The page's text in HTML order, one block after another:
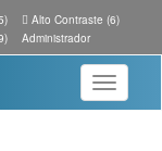
Alto Contraste (6)
Administrador
Toggle